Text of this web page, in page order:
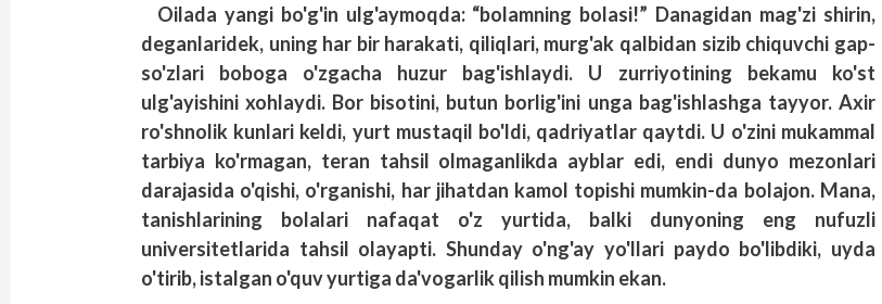
Oilada yangi bo'g'in ulg'aymoqda: “bolamning bolasi!” Danagidan mag'zi shirin,
deganlaridek, uning har bir harakati, qiliqlari, murg'ak qalbidan sizib chiquvchi gap-
so'zlari boboga o'zgacha huzur bag'ishlaydi. U zurriyotining bekamu ko'st
ulg'ayishini xohlaydi. Bor bisotini, butun borlig'ini unga bag'ishlashga tayyor. Axir
ro'shnolik kunlari keldi, yurt mustaqil bo'ldi, qadriyatlar qaytdi. U o'zini mukammal
tarbiya ko'rmagan, teran tahsil olmaganlikda ayblar edi, endi dunyo mezonlari
darajasida o'qishi, o'rganishi, har jihatdan kamol topishi mumkin-da bolajon. Mana,
tanishlarining bolalari nafaqat o'z yurtida, balki dunyoning eng nufuzli
universitetlarida tahsil olayapti. Shunday o'ng'ay yo'llari paydo bo'libdiki, uyda
o'tirib, istalgan o'quv yurtiga da'vogarlik qilish mumkin ekan.